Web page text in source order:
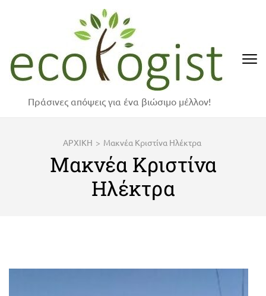
Enter)
Πράσινες απόψεις για ένα βιώσιμο μέλλον!
ΑΡΧΙΚΗ > Μακνέα Κριστίνα Ηλέκτρα
Μακνέα Κριστίνα
Ηλέκτρα